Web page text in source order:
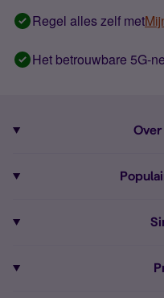
Regel alles zelf met
Het betrouwbare 5G-
Alle telefoons
iPhone 16